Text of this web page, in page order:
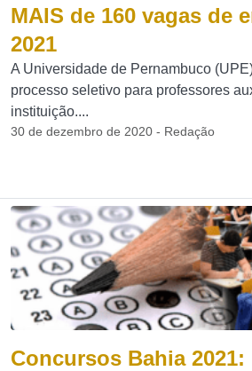
MAIS de 160 vagas de
2021
A Universidade de Pernambuco
processo seletivo para professores
instituição....
30 de dezembro de 2020 - Redação
Concursos Bahia 2021: